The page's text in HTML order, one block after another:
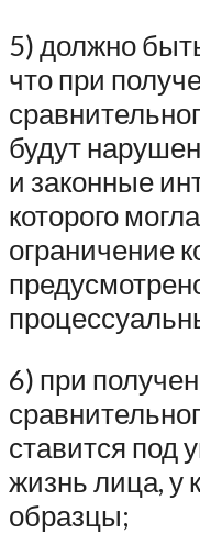
5) должно
что при
будут
и законные
которого
ограничение
6) при
ставится под
жизнь лица, у
образцы;